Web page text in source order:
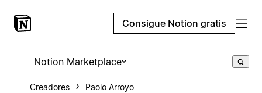
Consigue Notion gratis
Notion Marketplace
Creadores Paolo Arroyo